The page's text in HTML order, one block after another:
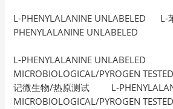
L-PHENYLALANINE UNLABELED L-
PHENYLALANINE UNLABELED
L-PHENYLALANINE UNLABELED
MICROBIOLOGICAL/PYROGEN
记微生物/热原测试 L-
MICROBIOLOGICAL/PYROGEN TESTED